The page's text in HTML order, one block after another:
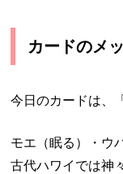
カードのメ
今日のカードは、
モエ（眠る）・ウ
古代ハワイでは神